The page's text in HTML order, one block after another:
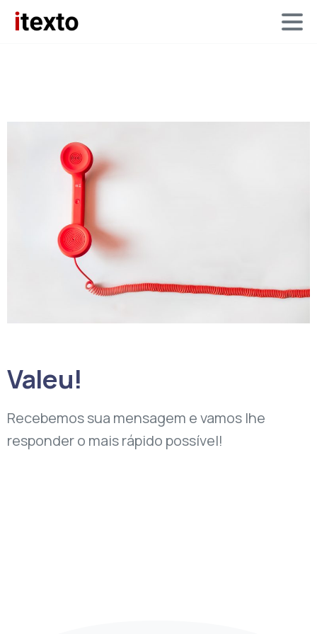
Valeu!
Recebemos sua mensagem e vamos lhe
responder o mais rápido possível!